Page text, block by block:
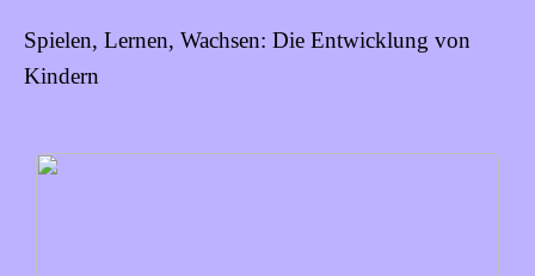
Spielen, Lernen, Wachsen: Die Entwicklung von
Kindern